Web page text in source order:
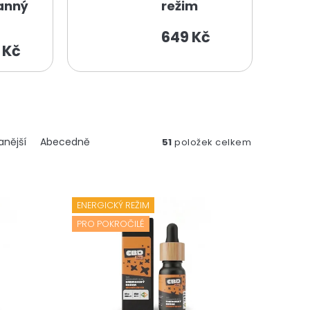
režim
649 Kč
Abecedně 51 položek celkem
ENERGICKÝ REŽIM
PRO POKROČILÉ